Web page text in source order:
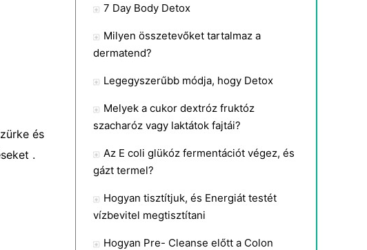
és
.
7 Day Body Detox
Milyen összetevőket tartalmaz a
dermatend?
Legegyszerűbb módja, hogy Detox
Melyek a cukor dextróz fruktóz
szacharóz vagy laktátok fajtái?
Az E coli glükóz fermentációt végez, és
gázt termel?
Hogyan tisztítjuk, és Energiát testét
vízbevitel megtisztítani
Hogyan Pre- Cleanse előtt a Colon